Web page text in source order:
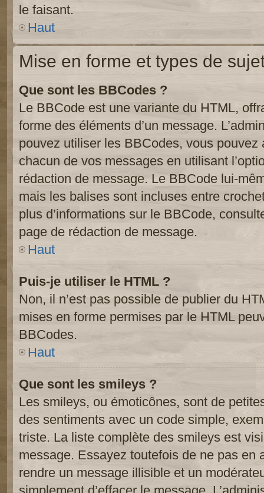
le faisant.
Haut
Mise en forme et types de
Que sont les BBCodes ?
Le BBCode est une variante du HTML,
forme des éléments d’un message.
pouvez utiliser les BBCodes, vous
chacun de vos messages en utilisant
rédaction de message. Le BBCode lui-
mais les balises sont incluses entre
plus d’informations sur le BBCode,
page de rédaction de message.
Haut
Puis-je utiliser le HTML ?
Non, il n’est pas possible de publier du
mises en forme permises par le HTML
BBCodes.
Haut
Que sont les smileys ?
Les smileys, ou émoticônes, sont de
des sentiments avec un code simple,
triste. La liste complète des smileys est
message. Essayez toutefois de ne pas en
rendre un message illisible et un